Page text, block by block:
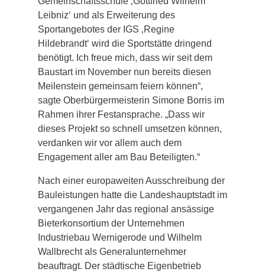
Leibniz‘ und als Erweiterung des
Sportangebotes der IGS ‚Regine
Hildebrandt‘ wird die Sportstätte dringend
benötigt. Ich freue mich, dass wir seit dem
Baustart im November nun bereits diesen
Meilenstein gemeinsam feiern können“,
sagte Oberbürgermeisterin Simone Borris im
Rahmen ihrer Festansprache. „Dass wir
dieses Projekt so schnell umsetzen können,
verdanken wir vor allem auch dem
Engagement aller am Bau Beteiligten.“
Nach einer europaweiten Ausschreibung der
Bauleistungen hatte die Landeshauptstadt im
vergangenen Jahr das regional ansässige
Bieterkonsortium der Unternehmen
Industriebau Wernigerode und Wilhelm
Wallbrecht als Generalunternehmer
beauftragt. Der städtische Eigenbetrieb